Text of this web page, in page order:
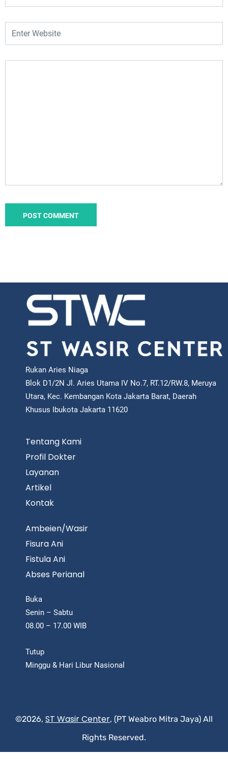
Rukan Aries Niaga
Blok D1/2N Jl. Aries Utama IV No.7, RT.12/RW.8, Meruya
Utara, Kec. Kembangan Kota Jakarta Barat, Daerah
Khusus Ibukota Jakarta 11620
Tentang Kami
Profil Dokter
Layanan
Artikel
Kontak
Ambeien/Wasir
Fisura Ani
Fistula Ani
Abses Perianal
Buka
Senin – Sabtu
08.00 – 17.00 WIB
Tutup
Minggu & Hari Libur Nasional
©2026, ST Wasir Center, (PT Weabro Mitra Jaya) All
Rights Reserved.